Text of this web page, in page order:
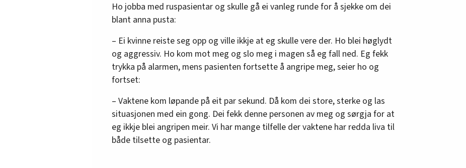
Ho jobba med ruspasientar og skulle gå ei vanleg runde for å sjekke om dei
blant anna pusta:
– Ei kvinne reiste seg opp og ville ikkje at eg skulle vere der. Ho blei høglydt
og aggressiv. Ho kom mot meg og slo meg i magen så eg fall ned. Eg fekk
trykka på alarmen, mens pasienten fortsette å angripe meg, seier ho og
fortset:
– Vaktene kom løpande på eit par sekund. Då kom dei store, sterke og las
situasjonen med ein gong. Dei fekk denne personen av meg og sørgja for at
eg ikkje blei angripen meir. Vi har mange tilfelle der vaktene har redda liva til
både tilsette og pasientar.